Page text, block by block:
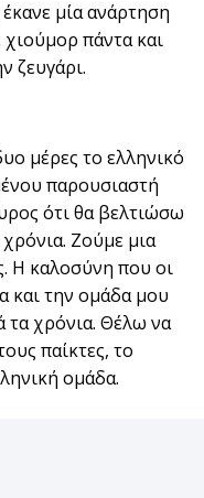
μία ανάρτηση
χιούμορ πάντα και
ζευγάρι.
μέρες το ελληνικό
παρουσιαστή
ότι θα βελτιώσω
Ζούμε μια
Η καλοσύνη που οι
και την ομάδα μου
τα χρόνια. Θέλω να
παίκτες, το
ομάδα.